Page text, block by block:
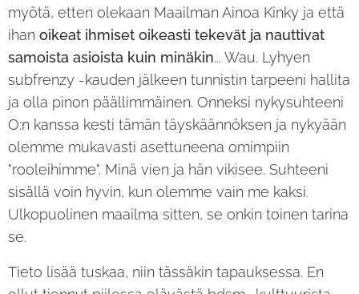
myötä, etten olekaan Maailman Ainoa Kinky ja että
ihan oikeat ihmiset oikeasti tekevät ja nauttivat
samoista asioista kuin minäkin... Wau. Lyhyen
subfrenzy -kauden jälkeen tunnistin tarpeeni hallita
ja olla pinon päällimmäinen. Onneksi nykysuhteeni
O:n kanssa kesti tämän täyskäännöksen ja nykyään
olemme mukavasti asettuneena omimpiin
"rooleihimme". Minä vien ja hän vikisee. Suhteeni
sisällä voin hyvin, kun olemme vain me kaksi.
Ulkopuolinen maailma sitten, se onkin toinen tarina
se.
Tieto lisää tuskaa, niin tässäkin tapauksessa. En